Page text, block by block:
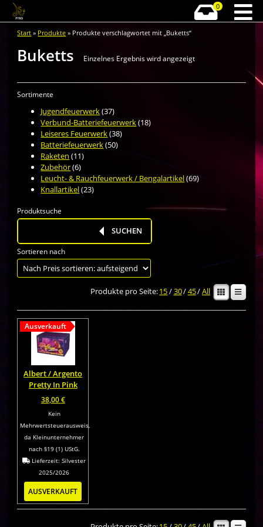
0
Start » Produkte » Produkte verschlagwortet mit „Buketts“
Buketts Einzelnes Ergebnis wird angezeigt
Sortimente
Jugendfeuerwerk(37)
Verbund-Batteriefeuerwerk(18)
Leiseres Feuerwerk(38)
Batteriefeuerwerk(50)
Raketen (11)
Zubehör(6)
Leucht- & Rauchfeuerwerk / Bengalartikel(69)
Knallartikel(23)
Produktsuche
Products
SUCHEN
Sortieren nach
Produkte pro Seite:15/30/45/All
Ausverkauft
Albert / Argento
Pretty In Pink
38,00€
Kein
Mehrwertsteuerausweis,
da Kleinunternehmer
nach §19 (1) UStG.
Lieferzeit:Silvester
2025/2026
AUSVERKAUFT